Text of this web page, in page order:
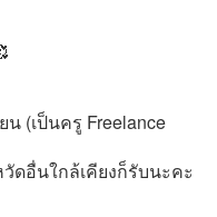
(เป็นครู Freelance
ดอื่นใกล้เคียงก็รับนะคะ